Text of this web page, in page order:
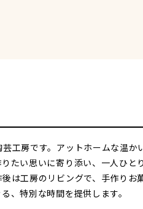
工房です。アットホームな温か
たい思いに寄り添い、一人ひと
は工房のリビングで、手作りお
、特別な時間を提供します。